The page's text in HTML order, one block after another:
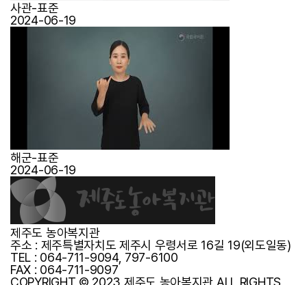
사관-표준
2024-06-19
해군-표준
2024-06-19
제주도 농아복지관
주소 : 제주특별자치도 제주시 우령서로 16길 19(외도일동)
TEL : 064-711-9094, 797-6100
FAX : 064-711-9097
COPYRIGHT © 2023 제주도 농아복지관 ALL RIGHTS